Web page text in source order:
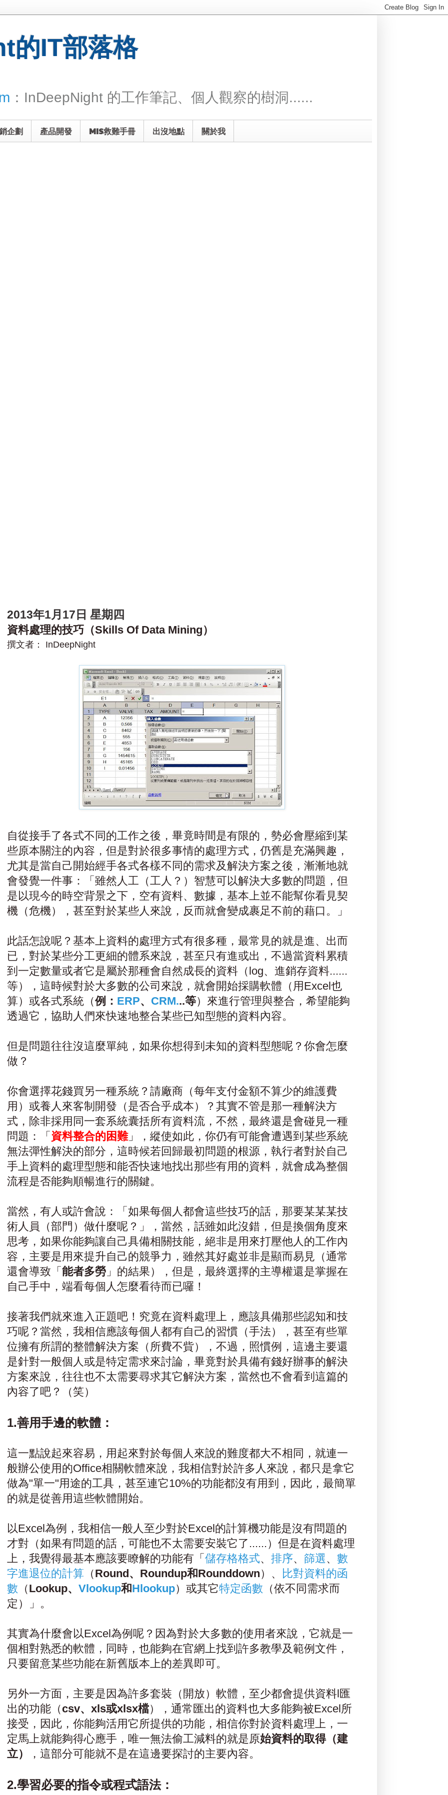
的IT部落格
：InDeepNight 的工作筆記、個人觀察的樹洞......
企劃 產品開發 MIS救難手冊 出沒地點 關於我
2013年1月17日 星期四
資料處理的技巧（Skills Of Data Mining）
撰文者： InDeepNight
自從接手了各式不同的工作之後，畢竟時間是有限的，勢必會壓縮到某
些原本關注的內容，但是對於很多事情的處理方式，仍舊是充滿興趣，
尤其是當自己開始經手各式各樣不同的需求及解決方案之後，漸漸地就
會發覺一件事：「雖然人工（工人？）智慧可以解決大多數的問題，但
是以現今的時空背景之下，空有資料、數據，基本上並不能幫你看見契
機（危機），甚至對於某些人來說，反而就會變成裹足不前的藉口。」
此話怎說呢？基本上資料的處理方式有很多種，最常見的就是進、出而
已，對於某些分工更細的體系來說，甚至只有進或出，不過當資料累積
到一定數量或者它是屬於那種會自然成長的資料（log、進銷存資料......
等），這時候對於大多數的公司來說，就會開始採購軟體（用Excel也
算）或各式系統（例： ERP、 CRM...等）來進行管理與整合，希望能夠
透過它，協助人們來快速地整合某些已知型態的資料內容。
但是問題往往沒這麼單純，如果你想得到未知的資料型態呢？你會怎麼
做？
你會選擇花錢買另一種系統？請廠商（每年支付金額不算少的維護費
用）或養人來客制開發（是否合乎成本）？其實不管是那一種解決方
式，除非採用同一套系統囊括所有資料流，不然，最終還是會碰見一種
問題：「 資料整合的困難」，縱使如此，你仍有可能會遭遇到某些系統
無法彈性解決的部分，這時候若回歸最初問題的根源，執行者對於自己
手上資料的處理型態和能否快速地找出那些有用的資料，就會成為整個
流程是否能夠順暢進行的關鍵。
當然，有人或許會說：「如果每個人都會這些技巧的話，那要某某某技
術人員（部門）做什麼呢？」，當然，話雖如此沒錯，但是換個角度來
思考，如果你能夠讓自己具備相關技能，絕非是用來打壓他人的工作內
容，主要是用來提升自己的競爭力，雖然其好處並非是顯而易見（通常
還會導致「 能者多勞 」的結果），但是，最終選擇的主導權還是掌握在
自己手中，端看每個人怎麼看待而已囉！
接著我們就來進入正題吧！究竟在資料處理上，應該具備那些認知和技
巧呢？當然，我相信應該每個人都有自己的習慣（手法），甚至有些單
位擁有所謂的整體解決方案（所費不貲），不過，照慣例，這邊主要還
是針對一般個人或是特定需求來討論，畢竟對於具備有錢好辦事的解決
方案來說，往往也不太需要尋求其它解決方案，當然也不會看到這篇的
內容了吧？（笑）
1.善用手邊的軟體：
這一點說起來容易，用起來對於每個人來說的難度都大不相同，就連一
般辦公使用的Office相關軟體來說，我相信對於許多人來說，都只是拿它
做為"單一"用途的工具，甚至連它10%的功能都沒有用到，因此，最簡單
的就是從善用這些軟體開始。
以Excel為例，我相信一般人至少對於Excel的計算機功能是沒有問題的
才對（如果有問題的話，可能也不太需要安裝它了......）但是在資料處理
上，我覺得最基本應該要瞭解的功能有「 儲存格格式、 排序、 篩選、 數
字進退位的計算 （Round、Roundup和Rounddown）、
比對資料的函
數 （Lookup、 Vlookup和Hlookup）或其它特定函數 （依不同需求而
定）」。
其實為什麼會以Excel為例呢？因為對於大多數的使用者來說，它就是一
個相對熟悉的軟體，同時，也能夠在官網上找到許多教學及範例文件，
只要留意某些功能在新舊版本上的差異即可。
另外一方面，主要是因為許多套裝（開放）軟體，至少都會提供資料l匯
出的功能（csv、xls或xlsx檔），通常匯出的資料也大多能夠被Excel所
接受，因此，你能夠活用它所提供的功能，相信你對於資料處理上，一
定馬上就能夠得心應手，唯一無法偷工減料的就是原始資料的取得（建
立）
，這部分可能就不是在這邊要探討的主要內容。
2.學習必要的指令或程式語法：